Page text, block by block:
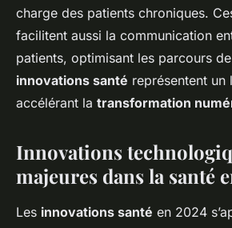
charge des patients chroniques.
facilitent aussi la communication
patients, optimisant les parcours
innovations santé représentent un
accélérant la transformation
Innovations
majeures dans la santé
Les innovations santé en 2024